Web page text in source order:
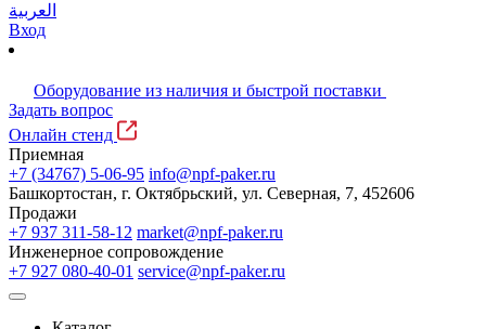
العربية
Вход
Оборудование из наличия и быстрой поставки
Задать вопрос
Онлайн стенд
Приемная
+7 (34767) 5-06-95 info@npf-paker.ru
Башкортостан, г. Октябрьский, ул. Северная, 7, 452606
Продажи
+7 937 311-58-12 market@npf-paker.ru
Инженерное сопровождение
+7 927 080-40-01 service@npf-paker.ru